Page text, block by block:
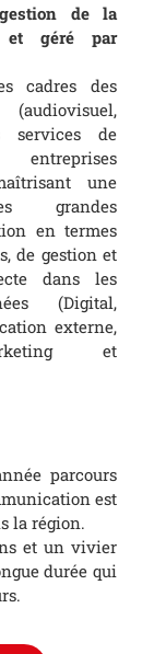
de la
et géré par
cadres des
services de
entreprises
une
grandes
en termes
de gestion et
dans les
(Digital,
externe,
et
parcours
est
la région.
et un vivier
durée qui